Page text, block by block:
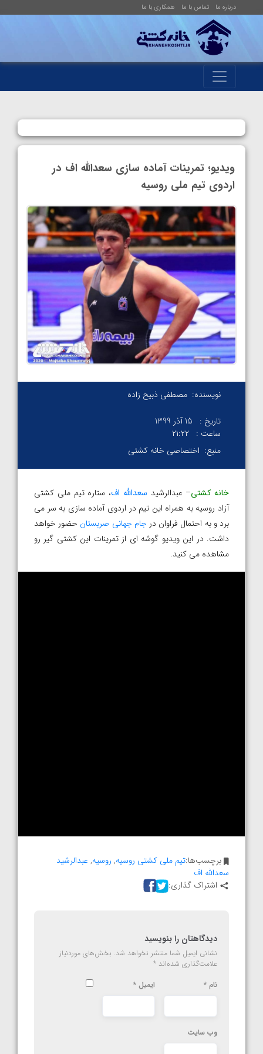
درباره ما تماس با ما همکاری با ما
ویدیو؛ تمرینات آماده سازی سعدالله اف در
اردوی تیم ملی روسیه
نویسنده: مصطفی ذبیح زاده
تاریخ :
15 آذر 1399
ساعت :
۲۱:۲۲
منبع: اختصاصی خانه کشتی
خانه کشتی– عبدالرشید سعدالله اف، ستاره تیم ملی کشتی
آزاد روسیه به همراه این تیم در اردوی آماده سازی به سر می
برد و به احتمال فراوان در جام جهانی صربستان حضور خواهد
داشت. در این ویدیو گوشه ای از تمرینات این کشتی گیر رو
مشاهده می کنید.
برچسب‌ها:تیم ملی کشتی روسیه, روسیه, عبدالرشید
سعدالله اف
اشتراک گذاری:
دیدگاهتان را بنویسید
نشانی ایمیل شما منتشر نخواهد شد. بخش‌های موردنیاز
علامت‌گذاری شده‌اند *
نام * ایمیل *
وب‌ سایت